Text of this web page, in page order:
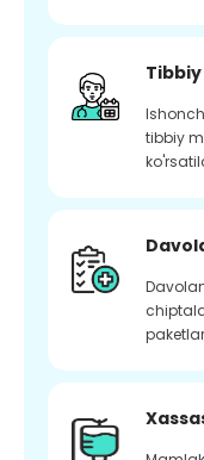
tibbiy